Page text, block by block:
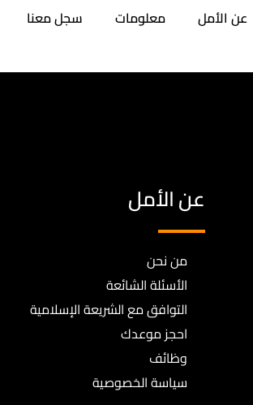
عن الأمل معلومات سجل معنا
عن الأمل
من نحن
الأسئلة الشائعة
التوافق مع الشريعة الإسلامية
احجز موعدك
وظائف
سياسة الخصوصية